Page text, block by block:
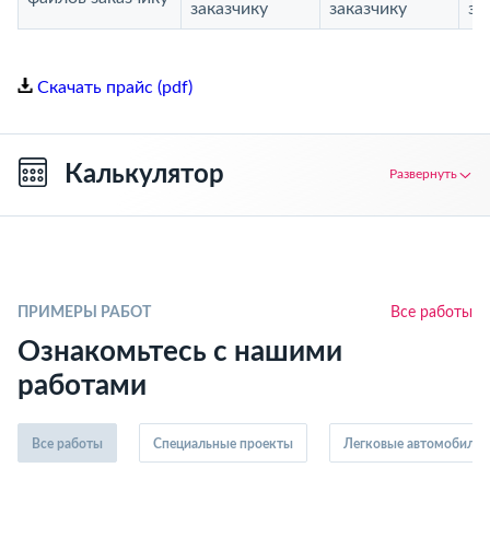
заказчику
заказчику
Скачать прайс (pdf)
Калькулятор Развернуть
ПРИМЕРЫ РАБОТ Все работы
Ознакомьтесь с нашими
работами
Все работы Специальные проекты Легковые автомобили